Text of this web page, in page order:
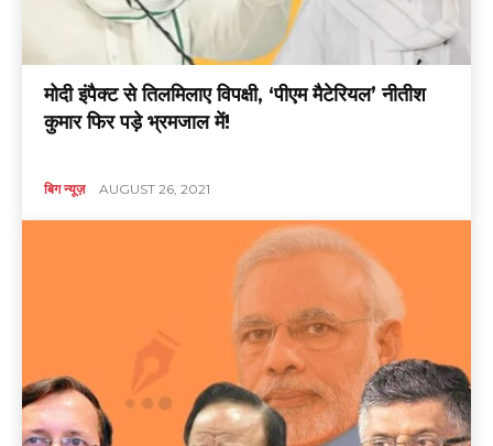
मोदी इंपैक्ट से तिलमिलाए विपक्षी, ‘पीएम मैटेरियल’ नीतीश
कुमार फिर पड़े भ्रमजाल में!
बिग न्यूज़ AUGUST 26, 2021